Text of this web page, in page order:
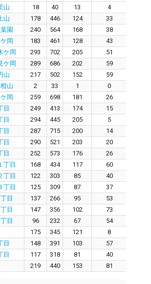
山
18 40 13 4
山
178 446 124 33
園
240 564 168 38
岡
183 461 128 43
ケ岡
293 702 205 51
ケ岡
289 686 202 59
山
217 502 152 59
山
2 33 1 0
岡
259 698 181 26
目
249 413 174 15
目
294 445 205 5
目
287 715 200 14
目
290 521 203 20
目
252 573 176 26
丁目
168 434 117 60
丁目
122 303 85 40
丁目
125 309 87 37
目
137 266 95 53
目
147 356 102 73
目
96 232 67 54
175 345 121 8
目
148 391 103 57
目
117 318 81 40
219 440 153 81